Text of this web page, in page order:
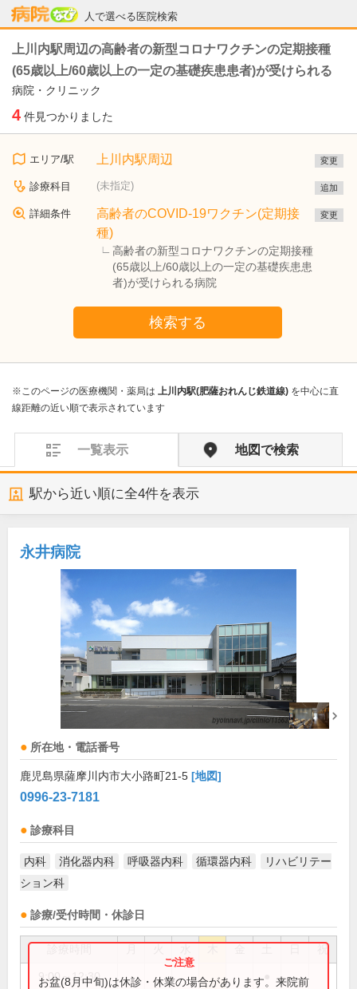
人で選べる医院検索
病院なび
上川内駅周辺の高齢者の新型コロナワクチンの定期接種
(65歳以上/60歳以上の一定の基礎疾患患者)が受けられる
病院・クリニック
4 件見つかりました
エリア/駅 上川内駅周辺 変更
診療科目 (未指定) 追加
詳細条件
高齢者のCOVID-19ワクチン(定期接
種)
高齢者の新型コロナワクチンの定期接種
(65歳以上/60歳以上の一定の基礎疾患患
者)が受けられる病院
変更
検索する
※このページの医療機関・薬局は 上川内駅(肥薩おれんじ鉄道線) を中心に直
線距離の近い順で表示されています
一覧表示 地図で検索
駅から近い順に全4件を表示
永井病院
所在地・電話番号
鹿児島県薩摩川内市大小路町21-5 [地図]
0996-23-7181
診療科目
内科 消化器内科 呼吸器内科 循環器内科
リハビリテー
ション科
診療/受付時間・休診日
祝
9:00～12:30
お盆(8月中旬)は休診・休業の場合があります。来院前